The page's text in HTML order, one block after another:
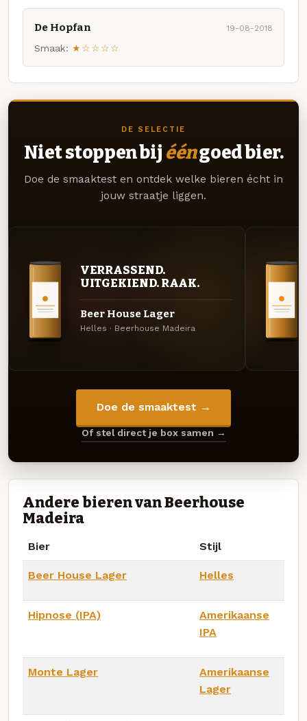
De Hopfan 19-08-2018
Smaak: ★☆☆☆☆
DE SELECTIE
Niet stoppen bij ééngoed bier.
Doe de smaaktest en ontdek welke bieren écht in
jouw straatje liggen.
VERRASSEND.
UITGEKIEND. RAAK.
Beer House Lager
Helles · Beerhouse Madeira
Doe de smaaktest →
Of stel direct je box samen →
Andere bieren van Beerhouse
Madeira
Bier Stijl
Beer House Lager Helles
Hipnose (IPA)
Amerikaanse
IPA
Monte Lager
Amerikaanse
Lager